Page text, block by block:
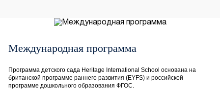
Международная программа
Программа детского сада Heritage International School основана на
британской программе раннего развития (EYFS) и российской
программе дошкольного образования ФГОС.